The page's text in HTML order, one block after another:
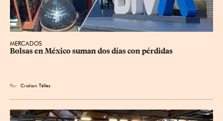
MERCADOS
Bolsas en México suman dos días con pérdidas
Por Cristian Téllez